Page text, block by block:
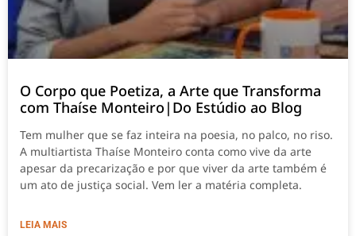
O Corpo que Poetiza, a Arte que Transforma
com Thaíse Monteiro|Do Estúdio ao Blog
Tem mulher que se faz inteira na poesia, no palco, no riso.
A multiartista Thaíse Monteiro conta como vive da arte
apesar da precarização e por que viver da arte também é
um ato de justiça social. Vem ler a matéria completa.
LEIA MAIS